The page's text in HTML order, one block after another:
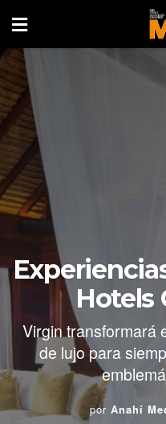
Hotels
Virgin transformará
de lujo para
por Anahí